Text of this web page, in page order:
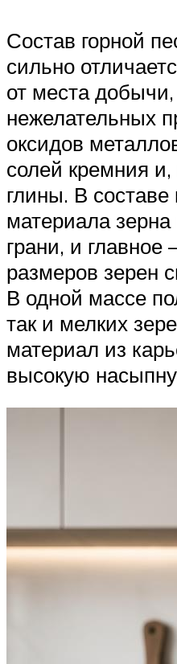
Состав горной
сильно
от места
нежелательных
оксидов
солей кремния и,
глины. В составе
материала
грани, и
размеров зерен
В одной массе
так и мелких
материал из
высокую